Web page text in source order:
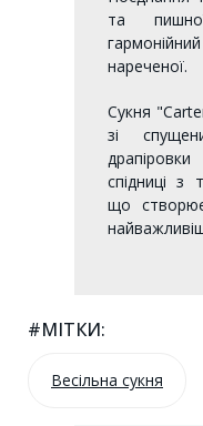
та
нареченої.
Сукня
зі
спідниці з
що
#МІТКИ:
Весільна сукня